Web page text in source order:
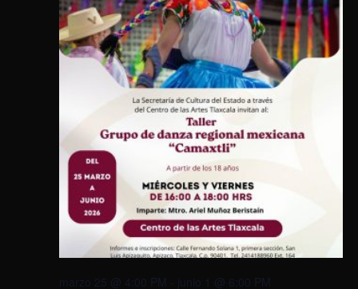
marzo 25 @ 4:00 PM - junio 1 @ 6:00 PM